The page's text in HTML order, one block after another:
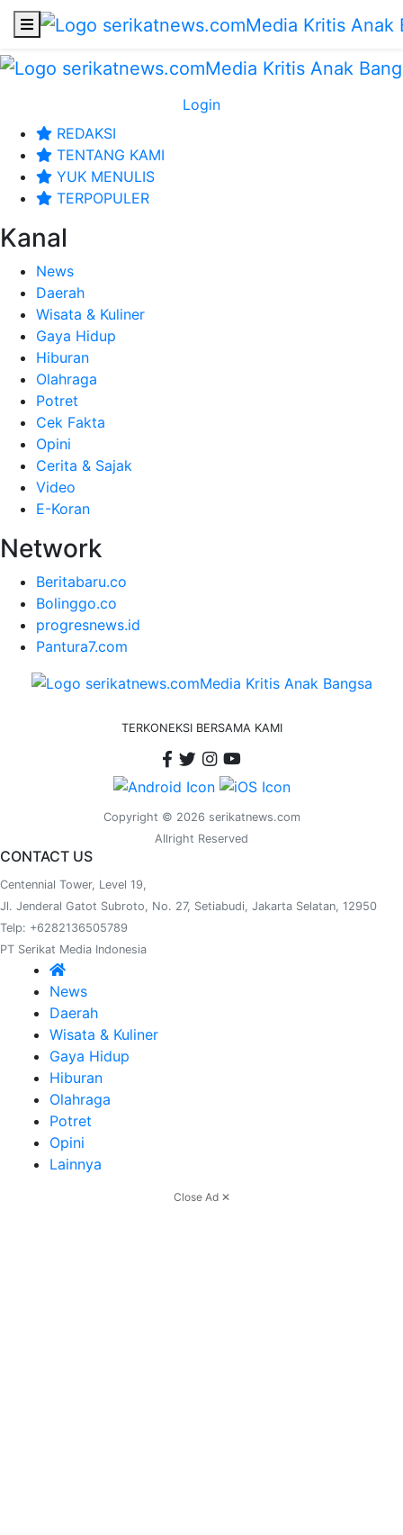
Login
REDAKSI
TENTANG KAMI
YUK MENULIS
TERPOPULER
Kanal
News
Daerah
Wisata & Kuliner
Gaya Hidup
Hiburan
Olahraga
Potret
Cek Fakta
Opini
Cerita & Sajak
Video
E-Koran
Network
Beritabaru.co
Bolinggo.co
progresnews.id
Pantura7.com
TERKONEKSI BERSAMA KAMI
Copyright © 2026 serikatnews.com
Allright Reserved
CONTACT US
Centennial Tower, Level 19,
Jl. Jenderal Gatot Subroto, No. 27, Setiabudi, Jakarta Selatan, 12950
Telp: +6282136505789
PT Serikat Media Indonesia
News
Daerah
Wisata & Kuliner
Gaya Hidup
Hiburan
Olahraga
Potret
Opini
Lainnya
Close Ad ✕